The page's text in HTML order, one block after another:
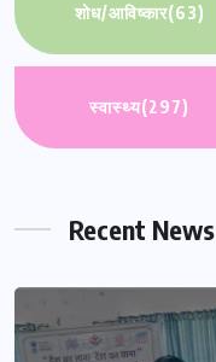
शोध/आविष्कार(63)
स्वास्थ्य(297)
Recent News